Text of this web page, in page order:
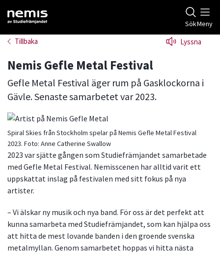
Gå till studiefrämjandets startsida SökMeny
Tillbaka Lyssna
Nemis Gefle Metal Festival
Gefle Metal Festival äger rum på Gasklockorna i
Gävle. Senaste samarbetet var 2023.
Spiral Skies från Stockholm spelar på Nemis Gefle Metal Festival
2023. Foto: Anne Catherine Swallow
2023 var sjätte gången som Studiefrämjandet samarbetade
med Gefle Metal Festival. Nemisscenen har alltid varit ett
uppskattat inslag på festivalen med sitt fokus på nya
artister.
– Vi älskar ny musik och nya band. För oss är det perfekt att
kunna samarbeta med Studiefrämjandet, som kan hjälpa oss
att hitta de mest lovande banden i den groende svenska
metalmyllan. Genom samarbetet hoppas vi hitta nästa